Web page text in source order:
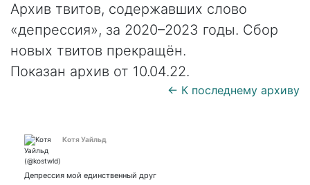
Архив твитов, содержавших слово
«депрессия», за 2020–2023 годы. Сбор
новых твитов прекращён.
Показан архив от 10.04.22.
← К последнему архиву
Котя Уайльд
Депрессия мой единственный друг